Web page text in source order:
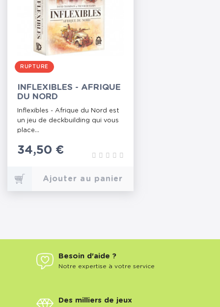
RUPTURE
INFLEXIBLES - AFRIQUE
DU NORD
Inflexibles - Afrique du Nord est
un jeu de deckbuilding qui vous
place...
Prix
34,50 €
Ajouter au panier
Besoin d'aide ?
Notre expertise à votre service
Des milliers de jeux